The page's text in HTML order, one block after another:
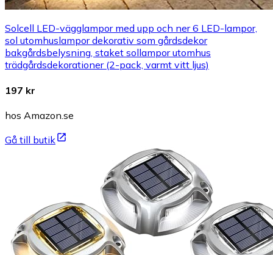
Solcell LED-vägglampor med upp och ner 6 LED-lampor,
sol utomhuslampor dekorativ som gårdsdekor
bakgårdsbelysning, staket sollampor utomhus
trädgårdsdekorationer (2-pack, varmt vitt ljus)
197 kr
hos Amazon.se
Gå till butik